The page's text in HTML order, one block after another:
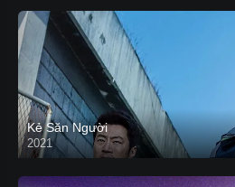
Kẻ Săn Người
2021